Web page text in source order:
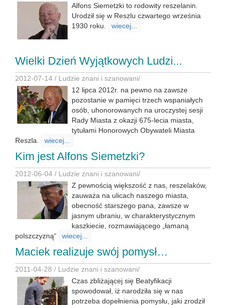
Alfons Siemetzki to rodowity reszelanin.
Urodził się w Reszlu czwartego września
1930 roku.
wiecej...
Wielki Dzień Wyjątkowych Ludzi...
2012-07-14 / Ludzie znani i szanowani/
12 lipca 2012r. na pewno na zawsze
pozostanie w pamięci trzech wspaniałych
osób, uhonorowanych na uroczystej sesji
Rady Miasta z okazji 675-lecia miasta,
tytułami Honorowych Obywateli Miasta
Reszla.
wiecej...
Kim jest Alfons Siemetzki?
2012-06-04 / Ludzie znani i szanowani/
Z pewnością większość z nas, reszelaków,
zauważa na ulicach naszego miasta,
obecność starszego pana, zawsze w
jasnym ubraniu, w charakterystycznym
kaszkiecie, rozmawiającego „łamaną
polszczyzną“
wiecej...
Maciek realizuje swój pomysł…
2011-04-28 / Ludzie znani i szanowani/
Czas zbliżającej się Beatyfikacji
spowodował, iż narodziła się w nas
potrzeba dopełnienia pomysłu, jaki zrodził